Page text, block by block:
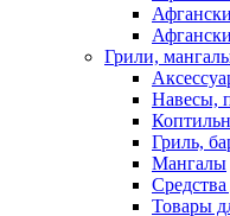
Грили,
Навесы,
Гриль,
Мангалы
Товары